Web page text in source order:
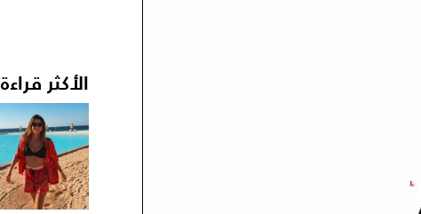
الأكثر قراءة